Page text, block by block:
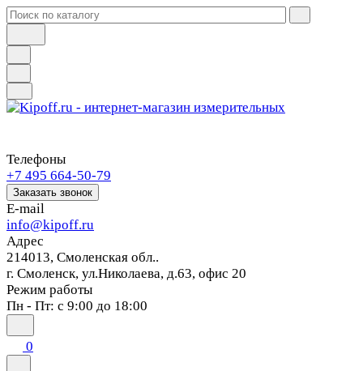
Телефоны
+7 495 664-50-79
Заказать звонок
E-mail
info@kipoff.ru
Адрес
214013, Смоленская обл..
г. Смоленск, ул.Николаева, д.63, офис 20
Режим работы
Пн - Пт: с 9:00 до 18:00
0